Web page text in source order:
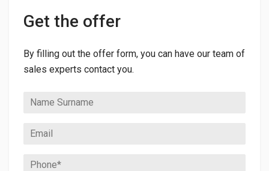
Get the offer
By filling out the offer form, you can have our team of
sales experts contact you.